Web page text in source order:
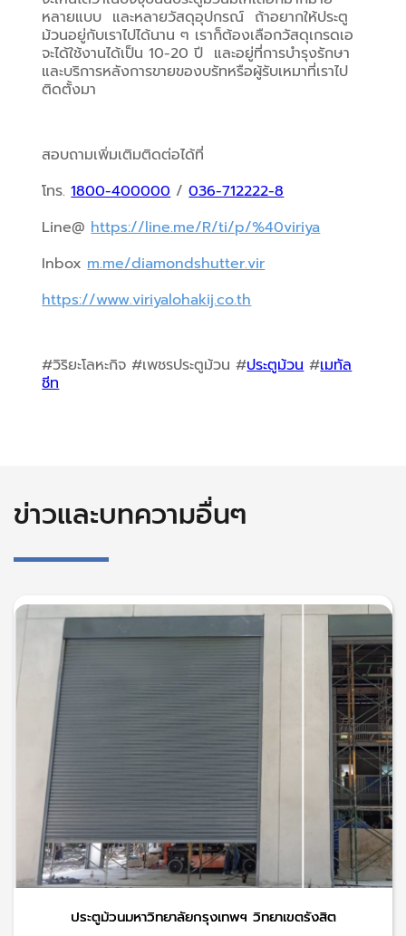
หลายแบบ  และหลายวัสดุอุปกรณ์  ถ้าอยากให้ประตู
ม้วนอยู่กับเราไปได้นาน ๆ เราก็ต้องเลือกวัสดุเกรดเอ
จะได้ใช้งานได้เป็น 10-20 ปี  และอยู่ที่การบำรุงรักษา
และบริการหลังการขายของบรัทหรือผู้รับเหมาที่เราไป
ติดตั้งมา
สอบถามเพิ่มเติมติดต่อได้ที่
โทร. 1800-400000 / 036-712222-8
Line@ https://line.me/R/ti/p/%40viriya
Inbox m.me/diamondshutter.vir
https://www.viriyalohakij.co.th
#วิริยะโลหะกิจ #เพชรประตูม้วน #ประตูม้วน #เมทัล
ชีท
ข่าวและบทความอื่นๆ
ประตูม้วนมหาวิทยาลัยกรุงเทพฯ วิทยาเขตรังสิต